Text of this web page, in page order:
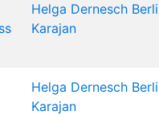
Helga Dernesch
Karajan
Helga Dernesch
Karajan